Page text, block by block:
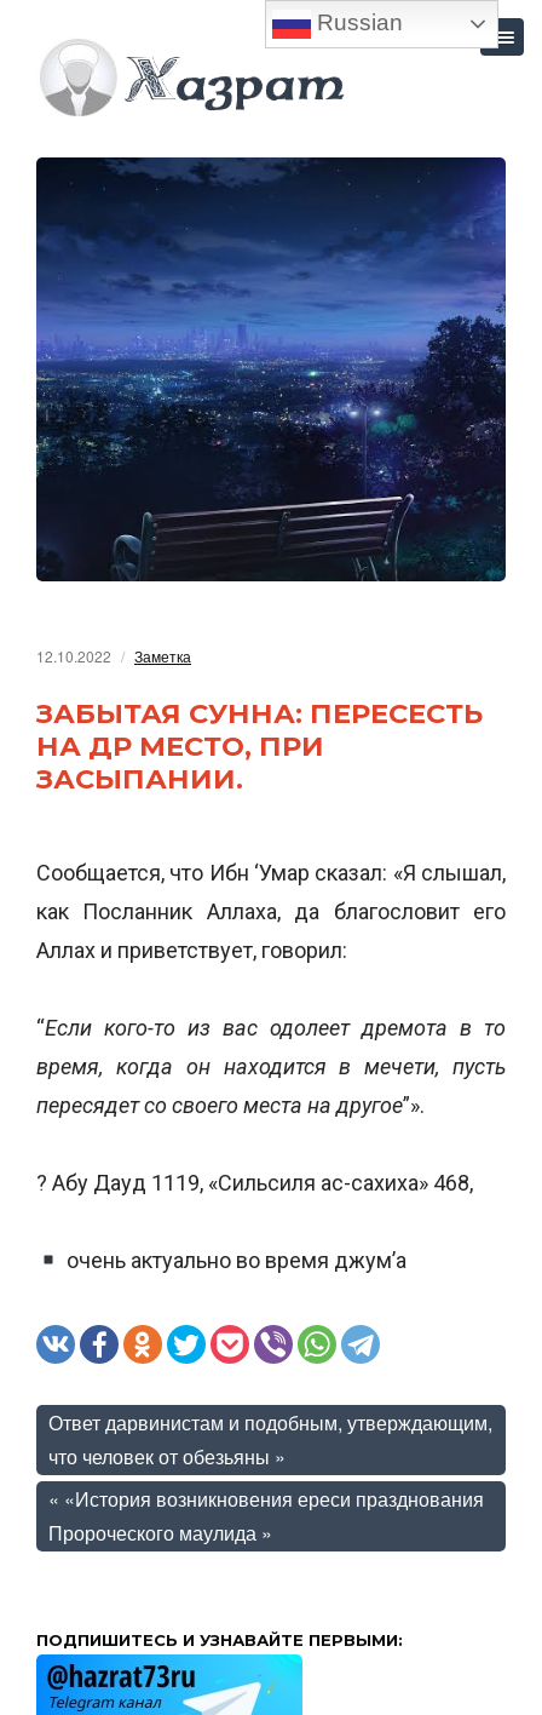
12.10.2022 Заметка
ЗАБЫТАЯ СУННА: ПЕРЕСЕСТЬ
НА ДР МЕСТО, ПРИ
ЗАСЫПАНИИ.
Сообщается, что Ибн ‘Умар сказал: «Я слышал,
как Посланник Аллаха, да благословит его
Аллах и приветствует, говорил:
“Если кого-то из вас одолеет дремота в то
время, когда он находится в мечети, пусть
пересядет со своего места на другое”».
? Абу Дауд 1119, «Сильсиля ас-сахиха» 468,
очень актуально во время джум’а
Ответ дарвинистам и подобным, утверждающим,
что человек от обезьяны »
« «История возникновения ереси празднования
Пророческого маулида »
ПОДПИШИТЕСЬ И УЗНАВАЙТЕ ПЕРВЫМИ:
Russian